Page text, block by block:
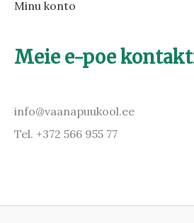
Minu konto
Meie e-poe
info@vaanapuukool.ee
Tel. +372 566 955 77